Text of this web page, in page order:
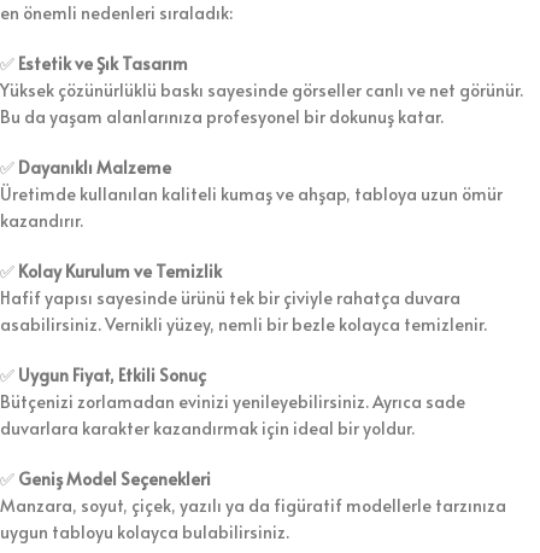
en önemli nedenleri sıraladık:
✅ Estetik ve Şık Tasarım
Yüksek çözünürlüklü baskı sayesinde görseller canlı ve net görünür.
Bu da yaşam alanlarınıza profesyonel bir dokunuş katar.
✅ Dayanıklı Malzeme
Üretimde kullanılan kaliteli kumaş ve ahşap, tabloya uzun ömür
kazandırır.
✅ Kolay Kurulum ve Temizlik
Hafif yapısı sayesinde ürünü tek bir çiviyle rahatça duvara
asabilirsiniz. Vernikli yüzey, nemli bir bezle kolayca temizlenir.
✅ Uygun Fiyat, Etkili Sonuç
Bütçenizi zorlamadan evinizi yenileyebilirsiniz. Ayrıca sade
duvarlara karakter kazandırmak için ideal bir yoldur.
✅ Geniş Model Seçenekleri
Manzara, soyut, çiçek, yazılı ya da figüratif modellerle tarzınıza
uygun tabloyu kolayca bulabilirsiniz.